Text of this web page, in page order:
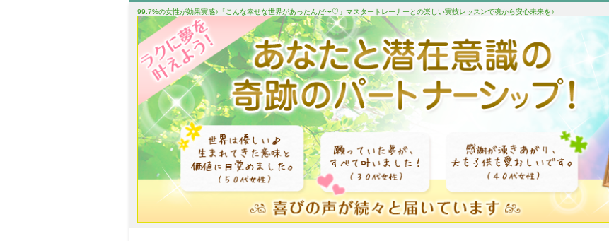
99.7%の女性が効果実感♪「こんな幸せな世界があったんだ〜♡」マスタートレーナーとの楽しい実技レッスンで魂から安心未来を♪